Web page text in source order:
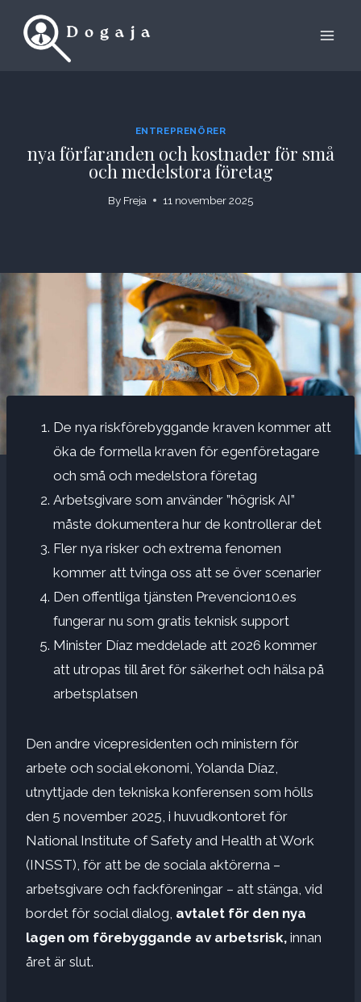
ENTREPRENÖRER
nya förfaranden och kostnader för små
och medelstora företag
By Freja 11 november 2025
De nya riskförebyggande kraven kommer att
öka de formella kraven för egenföretagare
och små och medelstora företag
Arbetsgivare som använder ”högrisk AI”
måste dokumentera hur de kontrollerar det
Fler nya risker och extrema fenomen
kommer att tvinga oss att se över scenarier
Den offentliga tjänsten Prevencion10.es
fungerar nu som gratis teknisk support
Minister Díaz meddelade att 2026 kommer
att utropas till året för säkerhet och hälsa på
arbetsplatsen
Den andre vicepresidenten och ministern för
arbete och social ekonomi, Yolanda Díaz,
utnyttjade den tekniska konferensen som hölls
den 5 november 2025, i huvudkontoret för
National Institute of Safety and Health at Work
(INSST), för att be de sociala aktörerna –
arbetsgivare och fackföreningar – att stänga, vid
bordet för social dialog, avtalet för den nya
lagen om förebyggande av arbetsrisk, innan
året är slut.